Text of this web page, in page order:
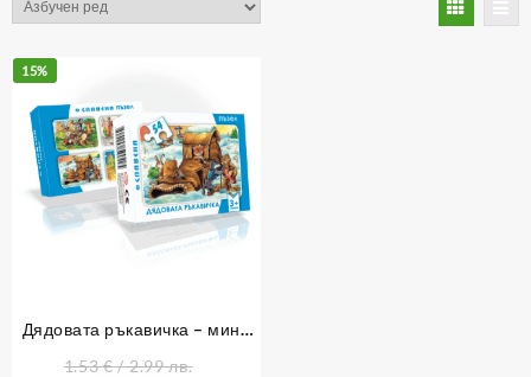
15%
Дядовата ръкавичка – мини
1.53€/ 2.99 лв.